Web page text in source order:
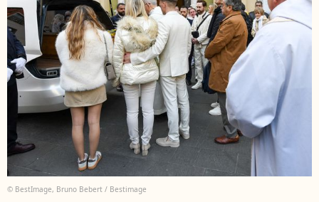
© BestImage, Bruno Bebert / Bestimage